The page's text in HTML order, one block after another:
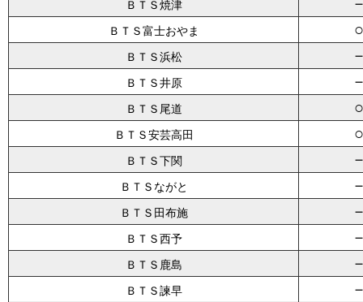
ＢＴＳ焼津
ＢＴＳ富士おやま ○
ＢＴＳ浜松
ＢＴＳ井原
ＢＴＳ尾道 ○
ＢＴＳ安芸高田 ○
ＢＴＳ下関
ＢＴＳながと
ＢＴＳ田布施
ＢＴＳ西予
ＢＴＳ鹿島
ＢＴＳ諫早